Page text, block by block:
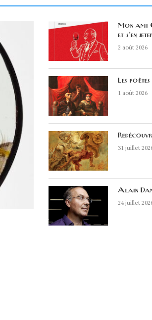
Mon ami
et s’en
2 août 2026
Les
1 août 2026
31 juillet
Alain
24 juillet